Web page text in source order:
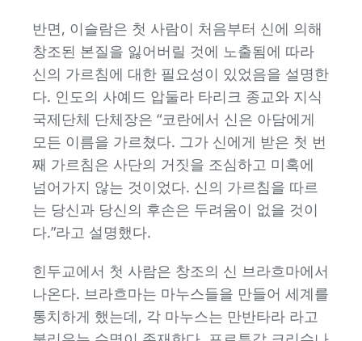
반면, 이슬람은 첫 사람이 처음부터 신에 의해
창조된 본질을 잃어버릴 것에 노출됨에 따라
신의 가르침에 대한 필요성이 있었음을 설명한
다. 인도의 사예드 압둘라 타리크 종교와 지식
국제단체 단체장은 “코란에서 신은 아담에게
모든 이름을 가르쳤다. 그가 신에게 받은 첫 번
째 가르침은 사단의 거짓을 조심하고 미혹에
넘어가지 않는 것이었다. 신의 가르침을 따르
는 당신과 당신의 후손은 두려움이 없을 것이
다.”라고 설명했다.
힌두교에서 첫 사람은 창조의 신 브라흐마에서
나온다. 브라흐마는 마누스들을 만들어 세계를
통치하게 했는데, 각 마누스는 만반타라 라고